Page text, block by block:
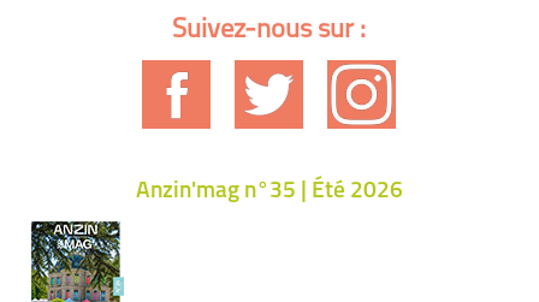
Suivez-nous sur :
Anzin'mag n°35 | Été 2026